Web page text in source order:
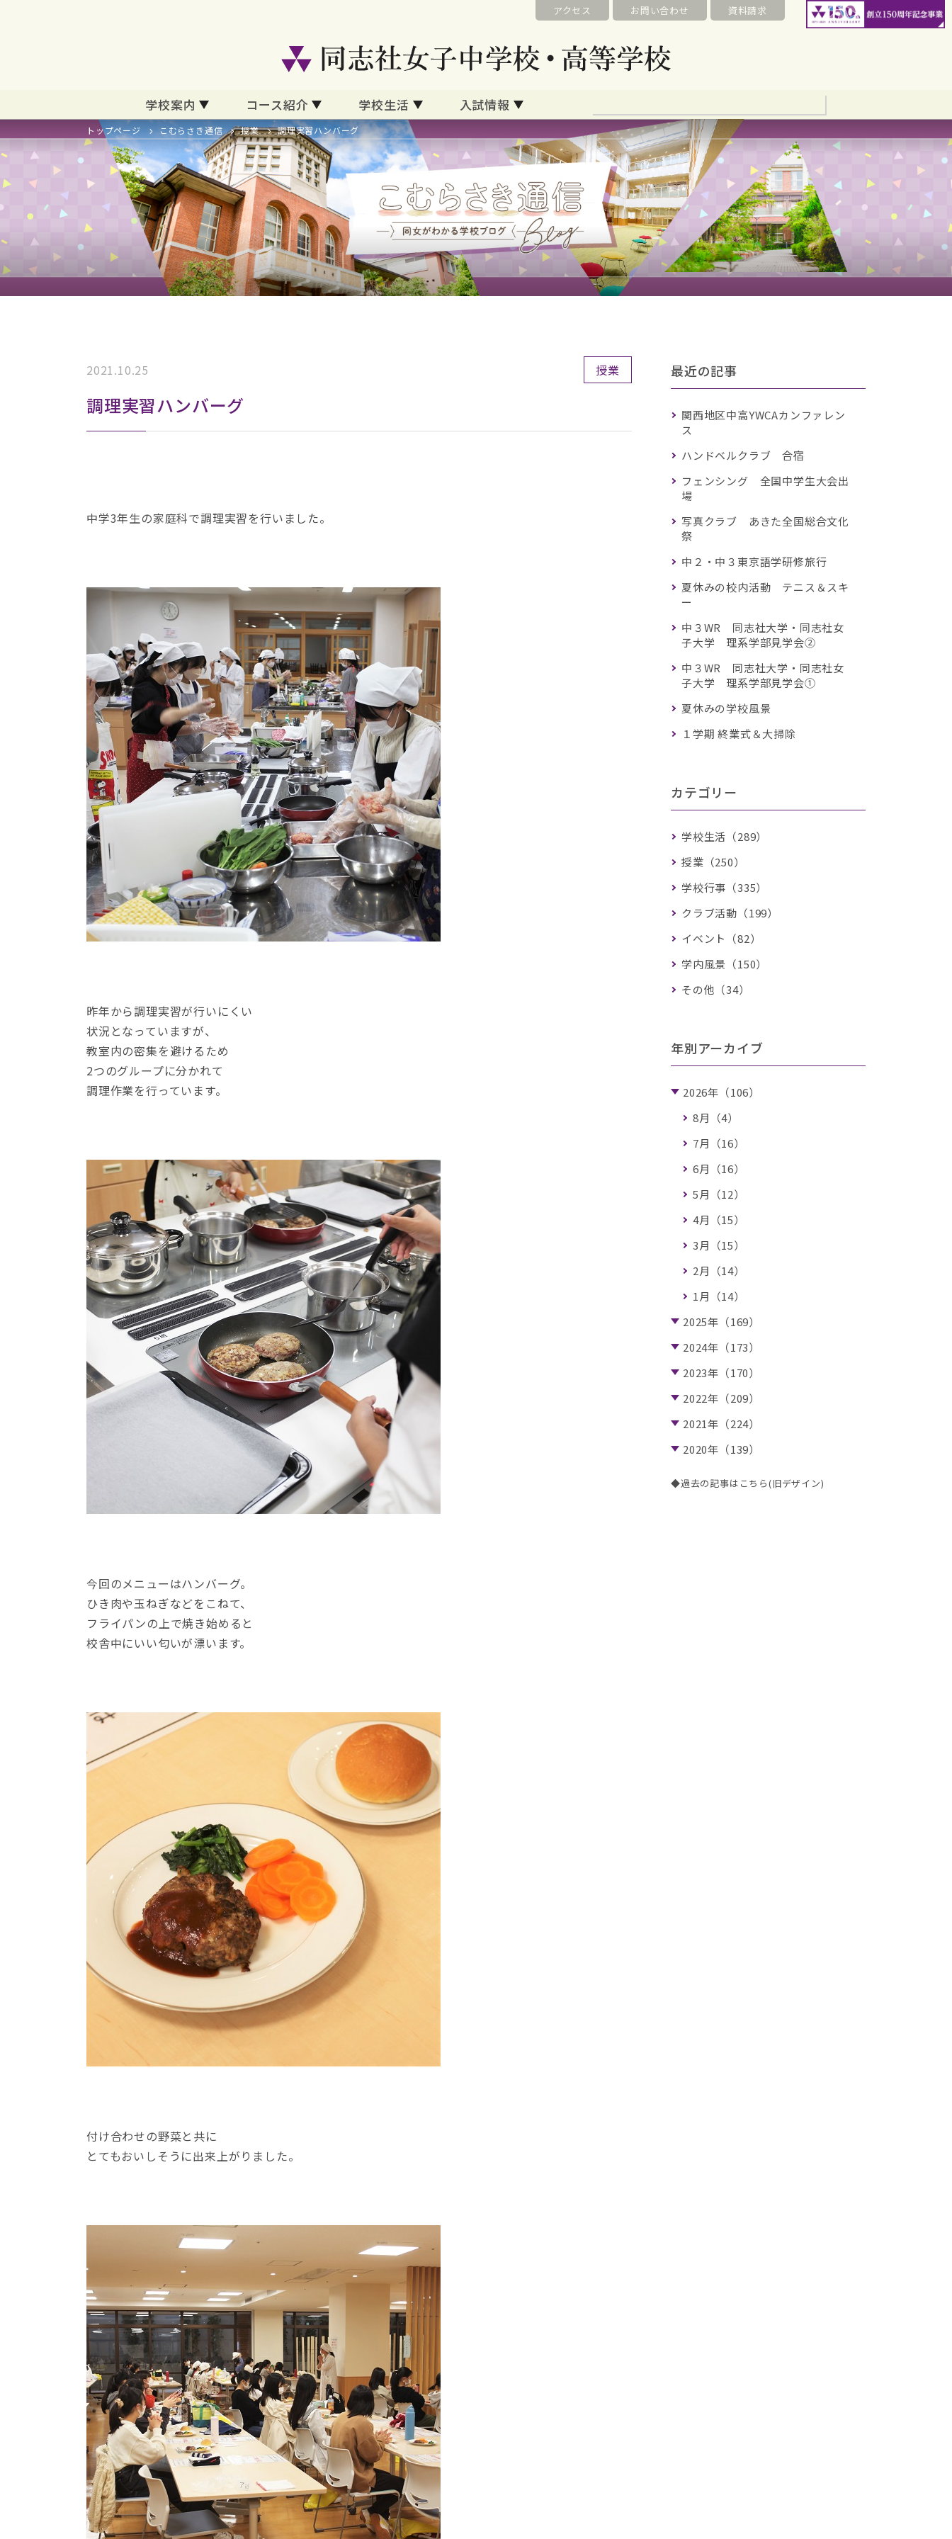
アクセス お問い合わせ 資料請求
学校案内 コース紹介 学校生活 入試情報
トップページ こむらさき通信 授業 調理実習ハンバーグ
2021.10.25 授業
調理実習ハンバーグ
中学3年生の家庭科で調理実習を行いました。
昨年から調理実習が行いにくい
状況となっていますが、
教室内の密集を避けるため
2つのグループに分かれて
調理作業を行っています。
今回のメニューはハンバーグ。
ひき肉や玉ねぎなどをこねて、
フライパンの上で焼き始めると
校舎中にいい匂いが漂います。
付け合わせの野菜と共に
とてもおいしそうに出来上がりました。
最近の記事
関西地区中高YWCAカンファレン
ス
ハンドベルクラブ 合宿
フェンシング 全国中学生大会出
場
写真クラブ あきた全国総合文化
祭
中２・中３東京語学研修旅行
夏休みの校内活動 テニス＆スキ
ー
中３WR 同志社大学・同志社女
子大学 理系学部見学会②
中３WR 同志社大学・同志社女
子大学 理系学部見学会①
夏休みの学校風景
１学期 終業式＆大掃除
カテゴリー
学校生活（289）
授業（250）
学校行事（335）
クラブ活動（199）
イベント（82）
学内風景（150）
その他（34）
年別アーカイブ
2026年（106）
8月（4）
7月（16）
6月（16）
5月（12）
4月（15）
3月（15）
2月（14）
1月（14）
2025年（169）
2024年（173）
2023年（170）
2022年（209）
2021年（224）
2020年（139）
◆過去の記事はこちら(旧デザイン)